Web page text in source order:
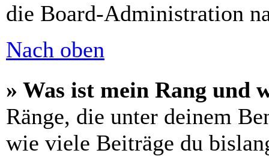
die Board-Administration
Nach oben
» Was ist mein Rang und
Ränge, die unter deinem
wie viele Beiträge du